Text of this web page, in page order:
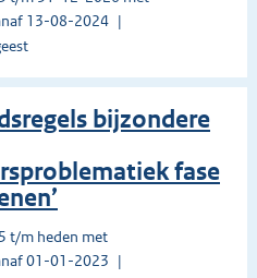
13-08-2024
bijzondere
fase
t/m heden met
01-01-2023